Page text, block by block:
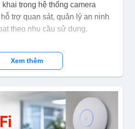
trong hệ thống camera
trợ quan sát, quản lý an ninh
theo nhu cầu sử dụng.
Xem thêm